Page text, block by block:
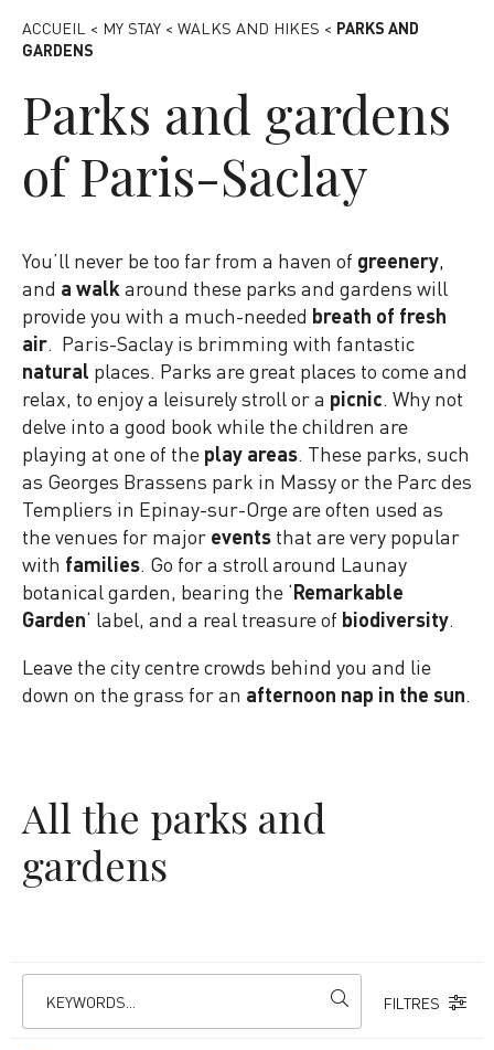
ACCUEIL < MY STAY < WALKS AND HIKES < PARKS AND
GARDENS
Parks and gardens
of Paris-Saclay
You’ll never be too far from a haven of greenery,
and a walk around these parks and gardens will
provide you with a much-needed breath of fresh
air. Paris-Saclay is brimming with fantastic
natural places. Parks are great places to come and
relax, to enjoy a leisurely stroll or a picnic. Why not
delve into a good book while the children are
playing at one of the play areas. These parks, such
as Georges Brassens park in Massy or the Parc des
Templiers in Epinay-sur-Orge are often used as
the venues for major events that are very popular
with families. Go for a stroll around Launay
botanical garden, bearing the ‘Remarkable
Garden‘ label, and a real treasure of biodiversity.
Leave the city centre crowds behind you and lie
down on the grass for an afternoon nap in the sun.
All the parks and
gardens
KEYWORDS... FILTRES